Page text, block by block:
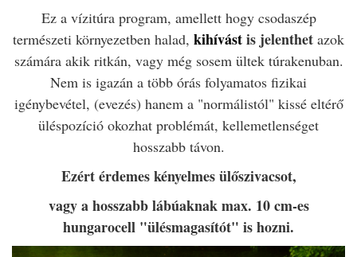
Ez a vízitúra program, amellett hogy csodaszép
természeti környezetben halad, kihívástis jelenthet azok
számára akik ritkán, vagy még sosem ültek túrakenuban.
Nem is igazán a több órás folyamatos fizikai
igénybevétel, (evezés) hanem a "normálistól" kissé eltérő
üléspozíció okozhat problémát, kellemetlenséget
hosszabb távon.
Ezért érdemes kényelmes ülőszivacsot,
vagy a hosszabb lábúaknak max. 10 cm-es
hungarocell "ülésmagasítót" is hozni.